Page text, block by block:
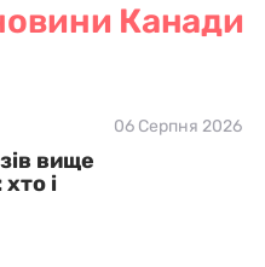
Канади
вище
і
06 Серпня 2026